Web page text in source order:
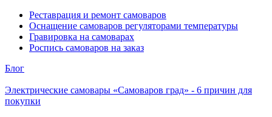
Реставрация и ремонт самоваров
Оснащение самоваров регуляторами температуры
Гравировка на самоварах
Роспись самоваров на заказ
Блог
Электрические самовары «Самоваров град» - 6 причин для
покупки